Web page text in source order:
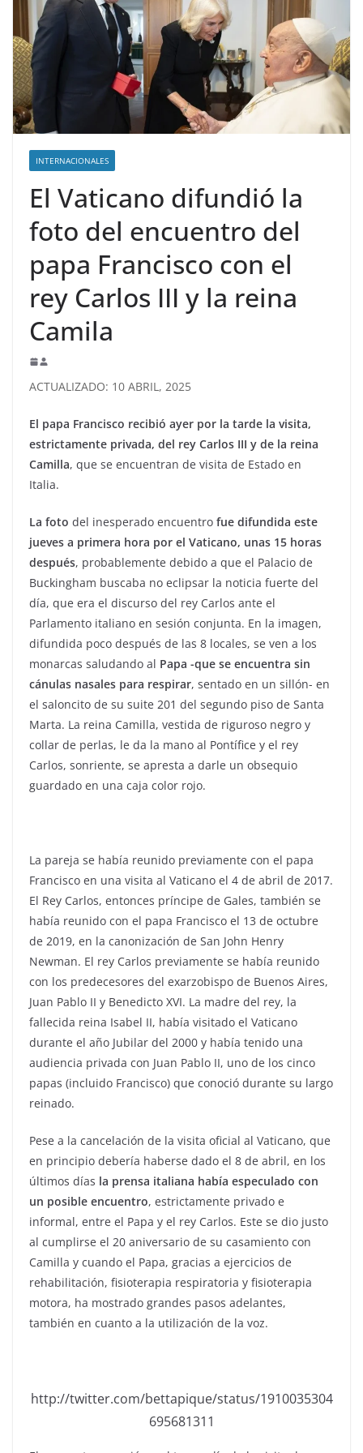
INTERNACIONALES
El Vaticano difundió la
foto del encuentro del
papa Francisco con el
rey Carlos III y la reina
Camila
ACTUALIZADO: 10 ABRIL, 2025
El papa Francisco recibió ayer por la tarde la visita,
estrictamente privada, del rey Carlos III y de la reina
Camilla, que se encuentran de visita de Estado en
Italia.
La foto del inesperado encuentro fue difundida este
jueves a primera hora por el Vaticano, unas 15 horas
después, probablemente debido a que el Palacio de
Buckingham buscaba no eclipsar la noticia fuerte del
día, que era el discurso del rey Carlos ante el
Parlamento italiano en sesión conjunta. En la imagen,
difundida poco después de las 8 locales, se ven a los
monarcas saludando al Papa -que se encuentra sin
cánulas nasales para respirar, sentado en un sillón- en
el saloncito de su suite 201 del segundo piso de Santa
Marta. La reina Camilla, vestida de riguroso negro y
collar de perlas, le da la mano al Pontífice y el rey
Carlos, sonriente, se apresta a darle un obsequio
guardado en una caja color rojo.
La pareja se había reunido previamente con el papa
Francisco en una visita al Vaticano el 4 de abril de 2017.
El Rey Carlos, entonces príncipe de Gales, también se
había reunido con el papa Francisco el 13 de octubre
de 2019, en la canonización de San John Henry
Newman. El rey Carlos previamente se había reunido
con los predecesores del exarzobispo de Buenos Aires,
Juan Pablo II y Benedicto XVI. La madre del rey, la
fallecida reina Isabel II, había visitado el Vaticano
durante el año Jubilar del 2000 y había tenido una
audiencia privada con Juan Pablo II, uno de los cinco
papas (incluido Francisco) que conoció durante su largo
reinado.
Pese a la cancelación de la visita oficial al Vaticano, que
en principio debería haberse dado el 8 de abril, en los
últimos días la prensa italiana había especulado con
un posible encuentro, estrictamente privado e
informal, entre el Papa y el rey Carlos. Este se dio justo
al cumplirse el 20 aniversario de su casamiento con
Camilla y cuando el Papa, gracias a ejercicios de
rehabilitación, fisioterapia respiratoria y fisioterapia
motora, ha mostrado grandes pasos adelantes,
también en cuanto a la utilización de la voz.
http://twitter.com/bettapique/status/1910035304
695681311